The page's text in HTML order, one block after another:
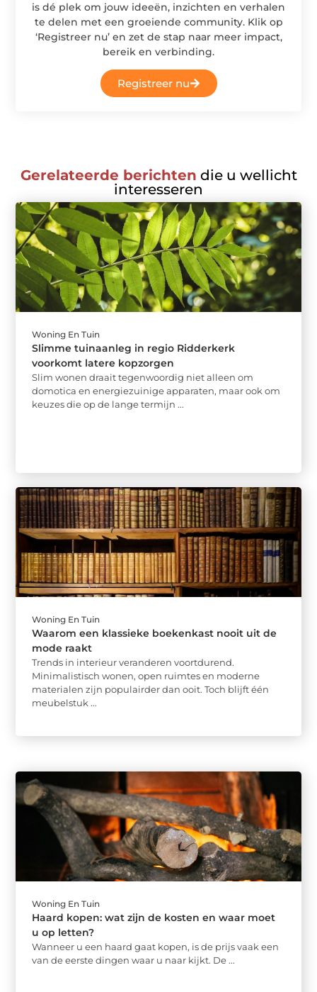
is dé plek om jouw ideeën, inzichten en verhalen
te delen met een groeiende community. Klik op
‘Registreer nu’ en zet de stap naar meer impact,
bereik en verbinding.
Registreer nu
Gerelateerde berichten die u wellicht
interesseren
Woning En Tuin
Slimme tuinaanleg in regio Ridderkerk
voorkomt latere kopzorgen
Slim wonen draait tegenwoordig niet alleen om
domotica en energiezuinige apparaten, maar ook om
keuzes die op de lange termijn ...
Woning En Tuin
Waarom een klassieke boekenkast nooit uit de
mode raakt
Trends in interieur veranderen voortdurend.
Minimalistisch wonen, open ruimtes en moderne
materialen zijn populairder dan ooit. Toch blijft één
meubelstuk ...
Woning En Tuin
Haard kopen: wat zijn de kosten en waar moet
u op letten?
Wanneer u een haard gaat kopen, is de prijs vaak een
van de eerste dingen waar u naar kijkt. De ...